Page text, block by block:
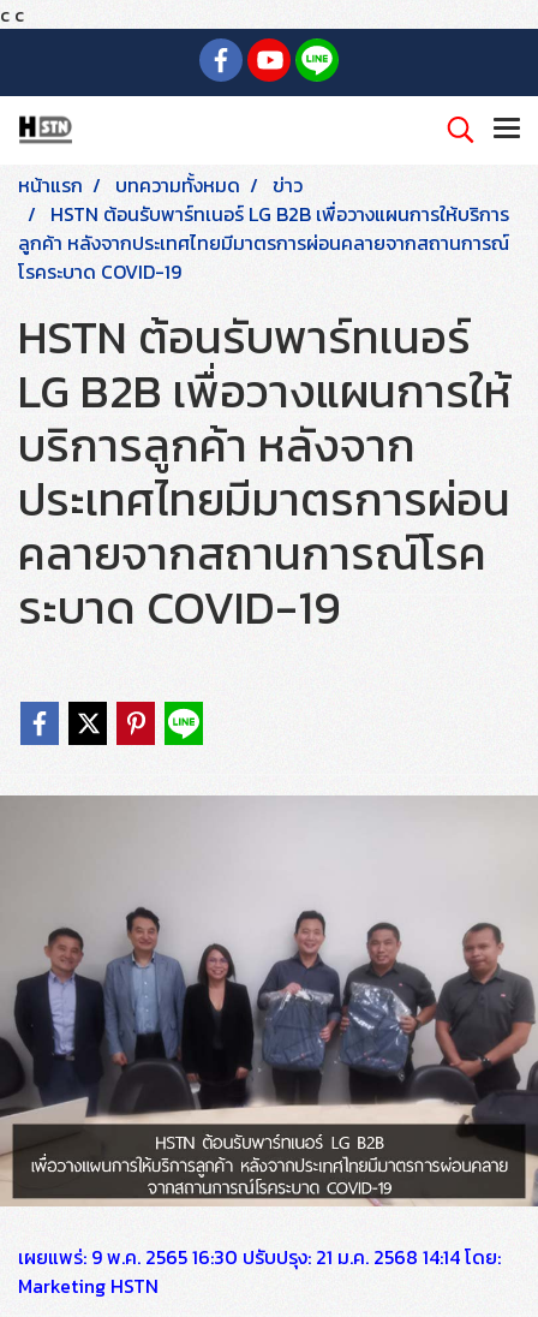
c c
หน้าแรก บทความทั้งหมด
ข่าว
HSTN ต้อนรับพาร์ทเนอร์ LG B2B เพื่อวางแผนการให้บริการ
ลูกค้า หลังจากประเทศไทยมีมาตรการผ่อนคลายจากสถานการณ์
โรคระบาด COVID-19
HSTN ต้อนรับพาร์ทเนอร์
LG B2B เพื่อวางแผนการให้
บริการลูกค้า หลังจาก
ประเทศไทยมีมาตรการผ่อน
คลายจากสถานการณ์โรค
ระบาด COVID-19
เผยแพร่: 9 พ.ค. 2565 16:30 ปรับปรุง: 21 ม.ค. 2568 14:14 โดย:
Marketing HSTN